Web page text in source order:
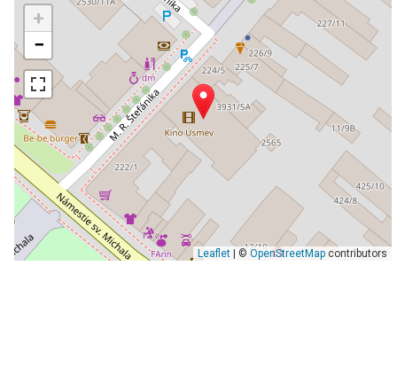
+
−
Leaflet| © OpenStreetMapcontributors